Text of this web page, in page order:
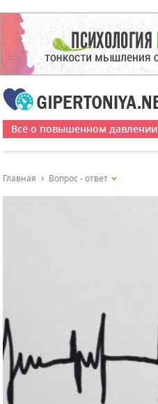
Всё о повышенном давлении
Главная Вопрос - ответ